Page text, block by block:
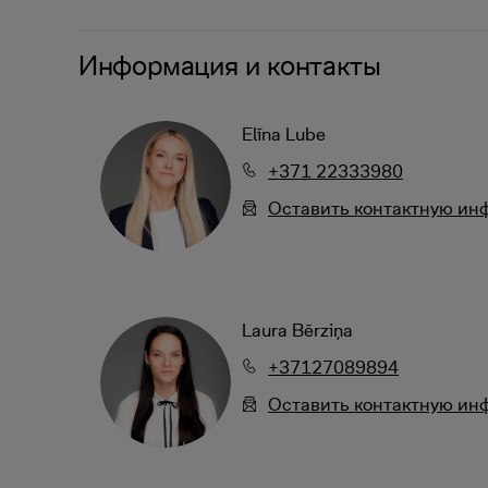
Информация и контакты
Elīna Lube
+371 22333980
Oставить контактную
Laura Bērziņa
+37127089894
Oставить контактную